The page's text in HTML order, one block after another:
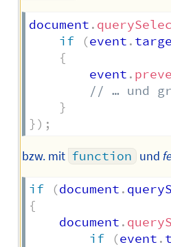
document .
if
(event .
{
		event
.
// … und
}
}) ;
bzw. mit function und
if (document .
{
	document
.
if
(event .